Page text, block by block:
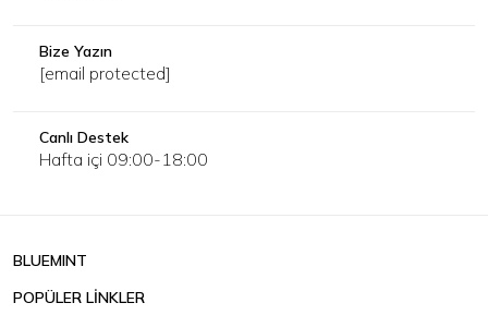
Bize Yazın
[email protected]
Canlı Destek
Hafta içi 09:00-18:00
BLUEMINT
POPÜLER LİNKLER